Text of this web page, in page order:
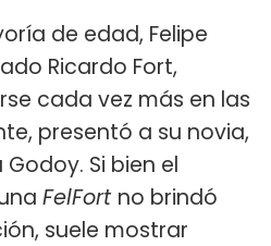
de edad, Felipe
Ricardo Fort,
cada vez más en las
presentó a su novia,
Si bien el
FelFort no brindó
suele mostrar